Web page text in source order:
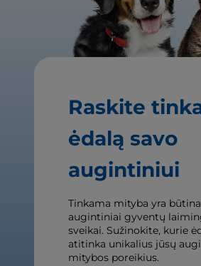
Raskite
ėdalą savo
augintiniui
Tinkama mityba yra
augintiniai gyventų
sveikai. Sužinokite, kurie
atitinka unikalius jūsų
mitybos poreikius.